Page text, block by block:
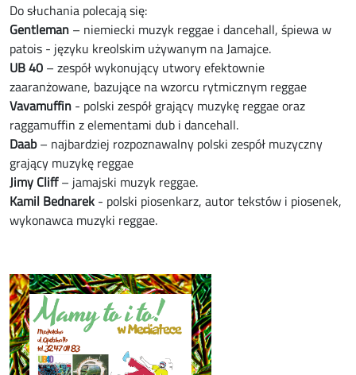
Do słuchania polecają się:
Gentleman – niemiecki muzyk reggae i dancehall, śpiewa w
patois - języku kreolskim używanym na Jamajce.
UB 40 – zespół wykonujący utwory efektownie
zaaranżowane, bazujące na wzorcu rytmicznym reggae
Vavamuffin - polski zespół grający muzykę reggae oraz
raggamuffin z elementami dub i dancehall.
Daab– najbardziej rozpoznawalny polski zespół muzyczny
grający muzykę reggae
Jimy Cliff– jamajski muzyk reggae.
Kamil Bednarek - polski piosenkarz, autor tekstów i piosenek,
wykonawca muzyki reggae.